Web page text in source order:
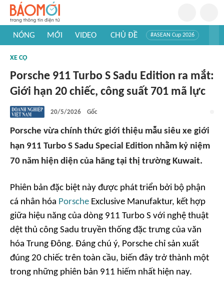
NÓNG MỚI VIDEO CHỦ ĐỀ #ASEAN Cup 2026
#Khám phá thế giới
XE CỘ
Porsche 911 Turbo S Sadu Edition ra mắt:
Giới hạn 20 chiếc, công suất 701 mã lực
20/5/2026 Gốc
Porsche vừa chính thức giới thiệu mẫu siêu xe giới
hạn 911 Turbo S Sadu Special Edition nhằm kỷ niệm
70 năm hiện diện của hãng tại thị trường Kuwait.
Phiên bản đặc biệt này được phát triển bởi bộ phận
cá nhân hóa Porsche Exclusive Manufaktur, kết hợp
giữa hiệu năng của dòng 911 Turbo S với nghệ thuật
dệt thủ công Sadu truyền thống đặc trưng của văn
hóa Trung Đông. Đáng chú ý, Porsche chỉ sản xuất
đúng 20 chiếc trên toàn cầu, biến đây trở thành một
trong những phiên bản 911 hiếm nhất hiện nay.